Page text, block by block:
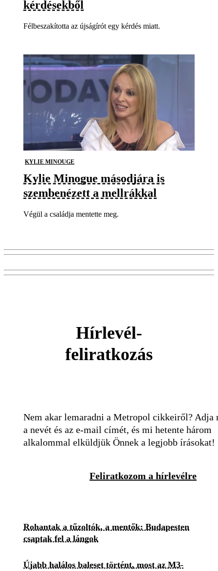
kérdésekből
Félbeszakította az újságírót egy kérdés miatt.
KYLIE MINOUGE
Kylie Minogue másodjára is
szembenézett a mellrákkal
Végül a családja mentette meg.
Hírlevél-
feliratkozás
Nem akar lemaradni a Metropol cikkeiről? Adja
a nevét és az e-mail címét, és mi hetente három
alkalommal elküldjük Önnek a legjobb írásokat!
Feliratkozom a hírlevélre
Rohantak a tűzoltók, a mentők: Budapesten
csaptak fel a lángok
Újabb halálos baleset történt, most az M3-